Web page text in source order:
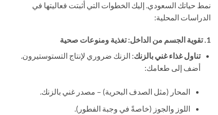
نمط حياتك السعودي. إليك الخطوات التي أثبتت فعاليتها في
الدراسات المحلية:
1. تقوية الجسم من الداخل: تغذية ومنوعات صحية
تناول غذاء غني بالزنك: الزنك ضروري لإنتاج التستوستيرون.
أضف إلى طعامك:
المحار (مثل الصدف البحرية) – مصدر غني بالزنك.
اللوز والجوز (خاصةً في وجبة الفطور).